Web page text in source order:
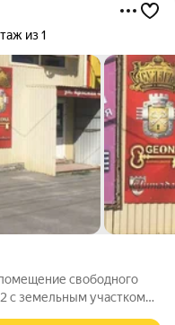
из 1
свободного
с земельным участком